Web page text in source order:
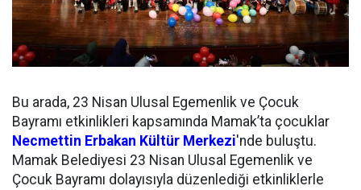
Bu arada, 23 Nisan Ulusal Egemenlik ve Çocuk
Bayramı etkinlikleri kapsamında Mamak’ta çocuklar
Necmettin Erbakan Kültür Merkezi'nde buluştu.
Mamak Belediyesi 23 Nisan Ulusal Egemenlik ve
Çocuk Bayramı dolayısıyla düzenlediği etkinliklerle